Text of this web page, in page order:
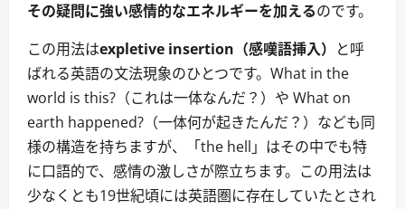
その疑問に強い感情的なエネルギーを加えるのです。
この用法はexpletive insertion（感嘆語挿入） と呼
ばれる英語の文法現象のひとつです。What in the
world is this?（これは一体なんだ？）や What on
earth happened?（一体何が起きたんだ？）なども同
様の構造を持ちますが、「the hell」はその中でも特
に口語的で、感情の激しさが際立ちます。この用法は
少なくとも19世紀頃には英語圏に存在していたとされ